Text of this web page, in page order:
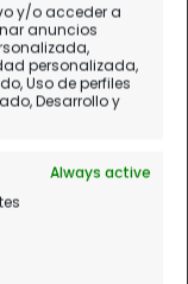
y/o acceder a
anuncios
personalizada,
Uso de perfiles
Desarrollo y
Always active